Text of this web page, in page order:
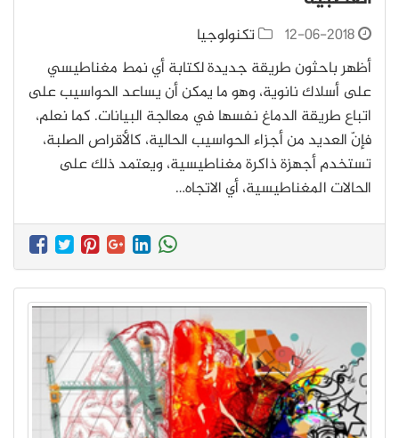
12-06-2018
تكنولوجيا
أظهر باحثون طريقة جديدة لكتابة أي نمط مغناطيسي
على أسلاك نانوية، وهو ما يمكن أن يساعد الحواسيب على
اتباع طريقة الدماغ نفسها في معالجة البيانات. كما نعلم،
فإنّ العديد من أجزاء الحواسيب الحالية، كالأقراص الصلبة،
تستخدم أجهزة ذاكرة مغناطيسية، ويعتمد ذلك على
الحالات المغناطيسية، أي الاتجاه…